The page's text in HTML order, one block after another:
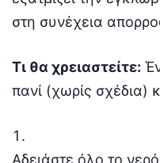
στη συνέχεια
Τι θα χρειαστείτε:
πανί (χωρίς σχέδια)
Αδειάστε όλο το